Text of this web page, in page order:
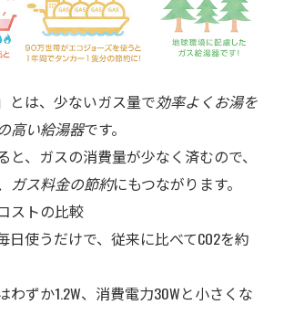
とは、少ないガス量で効率よくお湯を
高い給湯器です。
と、ガスの消費量が少なく済むので、
ガス料金の節約にもつながります。
ストの比較
日使うだけで、従来に比べてCO2を約
わずか1.2W、消費電力30Wと小さくな